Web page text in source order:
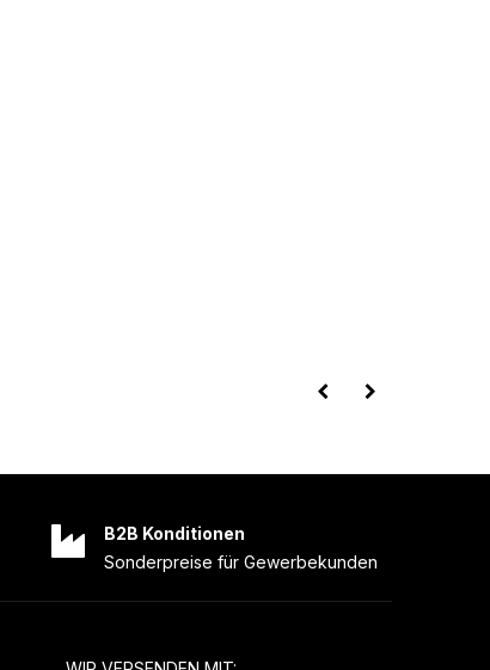
B2B Konditionen
Sonderpreise für Gewerbekunden